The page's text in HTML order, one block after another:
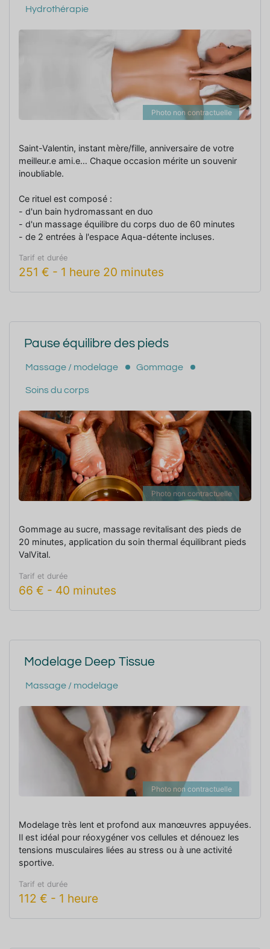
Hydrothérapie
Photo non contractuelle
Saint-Valentin, instant mère/fille, anniversaire de votre
meilleur.e ami.e… Chaque occasion mérite un souvenir
inoubliable.
Ce rituel est composé :
- d'un bain hydromassant en duo
- d'un massage équilibre du corps duo de 60 minutes
- de 2 entrées à l'espace Aqua-détente incluses.
Tarif et durée
251 € - 1 heure 20 minutes
Pause équilibre des pieds
Massage / modelage Gommage
Soins du corps
Photo non contractuelle
Gommage au sucre, massage revitalisant des pieds de
20 minutes, application du soin thermal équilibrant pieds
ValVital.
Tarif et durée
66 € - 40 minutes
Modelage Deep Tissue
Massage / modelage
Photo non contractuelle
Modelage très lent et profond aux manœuvres appuyées.
Il est idéal pour réoxygéner vos cellules et dénouez les
tensions musculaires liées au stress ou à une activité
sportive.
Tarif et durée
112 € - 1 heure